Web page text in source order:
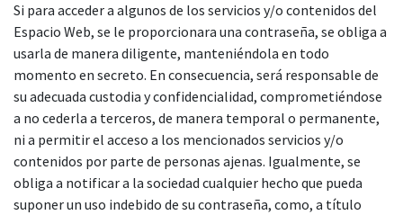
Si para acceder a algunos de los servicios y/o contenidos del
Espacio Web, se le proporcionara una contraseña, se obliga a
usarla de manera diligente, manteniéndola en todo
momento en secreto. En consecuencia, será responsable de
su adecuada custodia y confidencialidad, comprometiéndose
a no cederla a terceros, de manera temporal o permanente,
ni a permitir el acceso a los mencionados servicios y/o
contenidos por parte de personas ajenas. Igualmente, se
obliga a notificar a la sociedad cualquier hecho que pueda
suponer un uso indebido de su contraseña, como, a título